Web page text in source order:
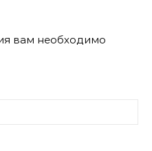
вам необходимо